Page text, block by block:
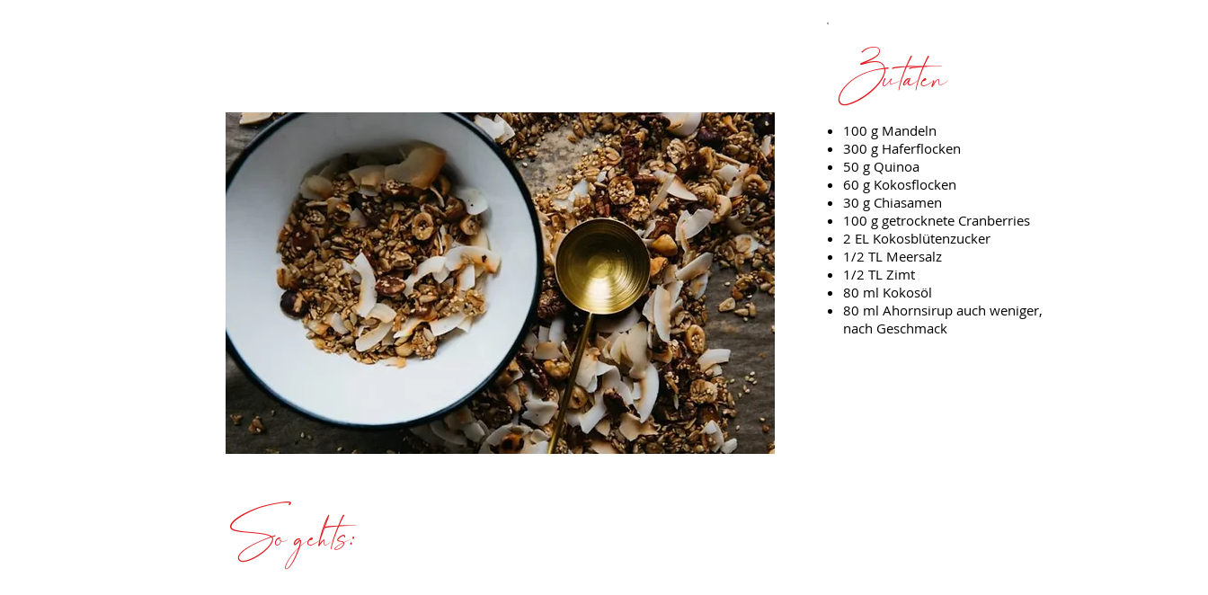
So gehts:
Zutaten
100 g Mandeln
300 g Haferflocken
50 g Quinoa
60 g Kokosflocken
30 g Chiasamen
100 g getrocknete Cranberries
2 EL Kokosblütenzucker
1/2 TL Meersalz
1/2 TL Zimt
80 ml Kokosöl
80 ml Ahornsirup auch weniger,
nach Geschmack